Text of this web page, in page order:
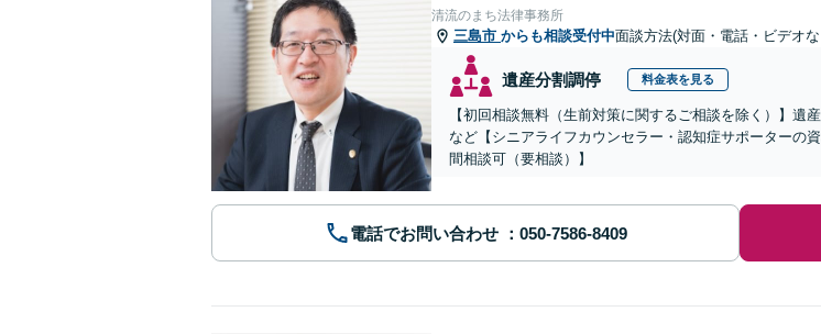
清流のまち法律事務所
三島市 からも相談受付中面談方法(対面・電話・ビデオ
遺産分割調停 料金表を見る
【初回相談無料（生前対策に関するご相談を除く）】
など【シニアライフカウンセラー・認知症サポーターの
間相談可（要相談）】
電話でお問い合わせ